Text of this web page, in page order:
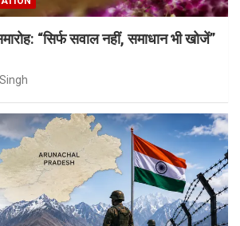
“सिर्फ सवाल नहीं, समाधान भी खोजें”